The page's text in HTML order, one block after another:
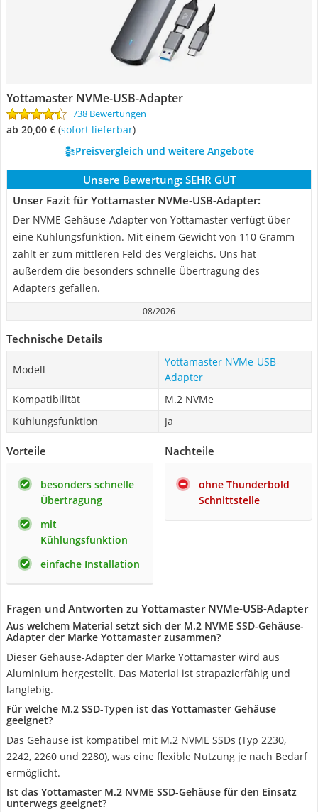
Yottamaster NVMe-USB-Adapter
738 Bewertungen
ab 20,00 € ( Sofort lieferbar)
Preisvergleich und weitere Angebote
Unsere Bewertung: SEHR GUT
Unser Fazit für Yottamaster NVMe-USB-Adapter:
Der NVME Gehäuse-Adapter von Yottamaster verfügt über
eine Kühlungsfunktion. Mit einem Gewicht von 110 Gramm
zählt er zum mittleren Feld des Vergleichs. Uns hat
außerdem die besonders schnelle Übertragung des
Adapters gefallen.
08/2026
Technische Details
Modell
Yottamaster NVMe-USB-
Adapter
Kompatibilität
M.2 NVMe
Kühlungsfunktion
Ja
Vorteile
besonders schnelle
Übertragung
mit
Kühlungsfunktion
einfache Installation
Nachteile
ohne Thunderbold
Schnittstelle
Fragen und Antworten zu Yottamaster NVMe-USB-Adapter
Aus welchem Material setzt sich der M.2 NVME SSD-Gehäuse-
Adapter der Marke Yottamaster zusammen?
Dieser Gehäuse-Adapter der Marke Yottamaster wird aus
Aluminium hergestellt. Das Material ist strapazierfähig und
langlebig.
Für welche M.2 SSD-Typen ist das Yottamaster Gehäuse
geeignet?
Das Gehäuse ist kompatibel mit M.2 NVME SSDs (Typ 2230,
2242, 2260 und 2280), was eine flexible Nutzung je nach Bedarf
ermöglicht.
Ist das Yottamaster M.2 NVME SSD-Gehäuse für den Einsatz
unterwegs geeignet?